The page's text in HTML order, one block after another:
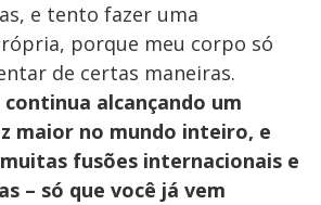
e tento fazer uma
porque meu corpo só
de certas maneiras.
alcançando um
maior no mundo inteiro, e
fusões internacionais e
– só que você já vem